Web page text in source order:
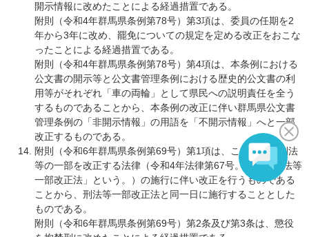
開示情報に改めたことによる経過措置である。
附則（令和4年群馬県条例第78号）第3項は、委員の任期を2
年から3年に改め、罷免についての規定を定める改正をおこな
ったことによる経過措置である。
附則（令和4年群馬県条例第78号）第4項は、本条例における
公文書の開示等と公文書管理条例における歴史的公文書の利
用等がそれぞれ「車の両輪」として県民への説明責任を全う
するものであることから、本条例の改正に伴い群馬県公文書
管理条例の「非開示情報」の用語を「不開示情報」へと一部
改正するものである。
附則（令和6年群馬県条例第69号）第1項は、この条例が刑法
等の一部を改正する法律（令和4年法律第67号。以下「刑法等
一部改正法」という。）の施行に伴い改正を行うものである
ことから、刑法等一部改正法と同一日に施行することとした
ものである。
附則（令和6年群馬県条例第69号）第2条及び第3条は、懲役